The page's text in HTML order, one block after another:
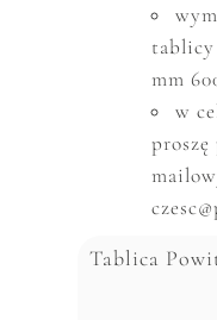
tablicy
mm
w
Tablica